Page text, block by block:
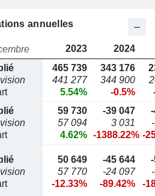
annuelles
2023 2024
465 739
441 277
5.54%
343 176
344 900
-0.5%
59 730
57 094
4.62%
-39 047
3 031
-1388.22% -
50 649
57 770
-12.33%
-45 644
-24 097
-89.42%
-